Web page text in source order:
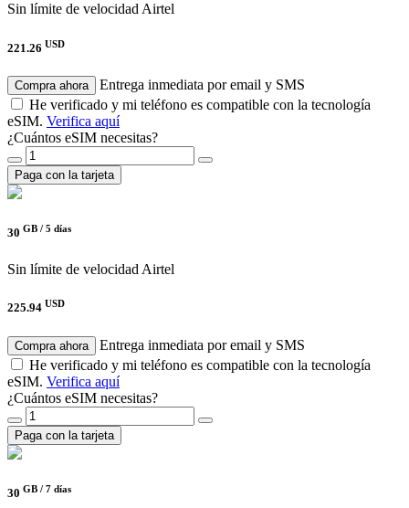
Sin límite de velocidad Airtel
221.26 USD
Compra ahora
Entrega inmediata por email y SMS
He verificado y mi teléfono es compatible con la tecnología
eSIM. Verifica aquí
¿Cuántos eSIM necesitas?
Paga con la tarjeta
30 GB / 5 días
Sin límite de velocidad Airtel
225.94 USD
Compra ahora
Entrega inmediata por email y SMS
He verificado y mi teléfono es compatible con la tecnología
eSIM. Verifica aquí
¿Cuántos eSIM necesitas?
Paga con la tarjeta
30 GB / 7 días